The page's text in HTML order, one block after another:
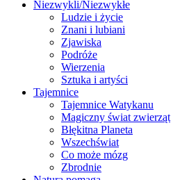
Niezwykli/Niezwykłe
Ludzie i życie
Znani i lubiani
Zjawiska
Podróże
Wierzenia
Sztuka i artyści
Tajemnice
Tajemnice Watykanu
Magiczny świat zwierząt
Błękitna Planeta
Wszechświat
Co może mózg
Zbrodnie